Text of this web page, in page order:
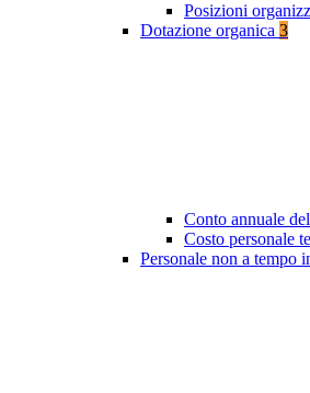
Posizioni
Dotazione organica 3
Conto annuale
Costo personale
Personale non a tempo